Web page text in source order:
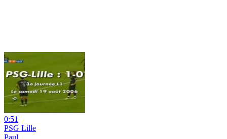
0:51
PSG Lille